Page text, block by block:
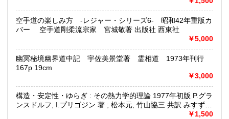
空手道の楽しみ方 -レジャー・シリーズ6- 昭和42年重版カ
バー 空手道剛柔流宗家 宮城敬著 出版社 西東社
￥5,000
幽冥秘境幽界道中記 宇佐美景堂著 霊相道 1973年刊行
167p 19cm
￥3,000
構造・安定性・ゆらぎ : その熱力学的理論 1977年初版 P.グラ
ンスドルフ, I.プリゴジン 著 ; 松本元, 竹山協三 共訳 みすず書
房〈熱力学の方法を、平衡はもとより非線形性や不安定性を
￥1,500